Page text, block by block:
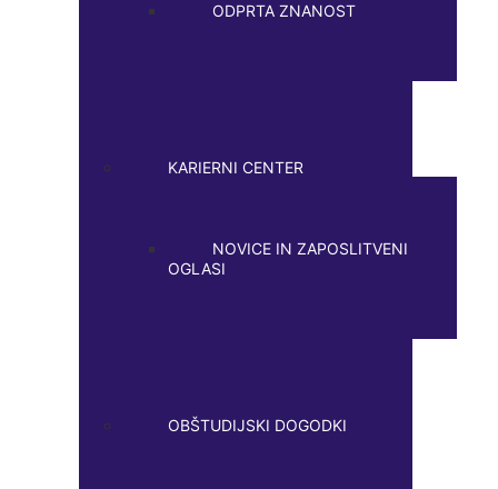
ODPRTA ZNANOST
KARIERNI CENTER
NOVICE IN ZAPOSLITVENI
OGLASI
OBŠTUDIJSKI DOGODKI